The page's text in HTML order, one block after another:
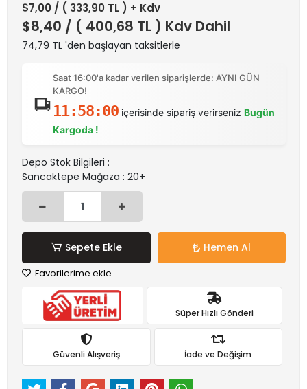
$7,00 / ( 333,90 TL ) + Kdv
$8,40 / ( 400,68 TL ) Kdv Dahil
74,79 TL 'den başlayan taksitlerle
Saat 16:00'a kadar verilen siparişlerde: AYNI GÜN
KARGO!
11:57:59içerisinde sipariş verirseniz Bugün
Kargoda !
Depo Stok Bilgileri :
Sancaktepe Mağaza : 20+
Sepete Ekle Hemen Al
Favorilerime ekle
Süper Hızlı Gönderi
Güvenli Alışveriş İade ve Değişim